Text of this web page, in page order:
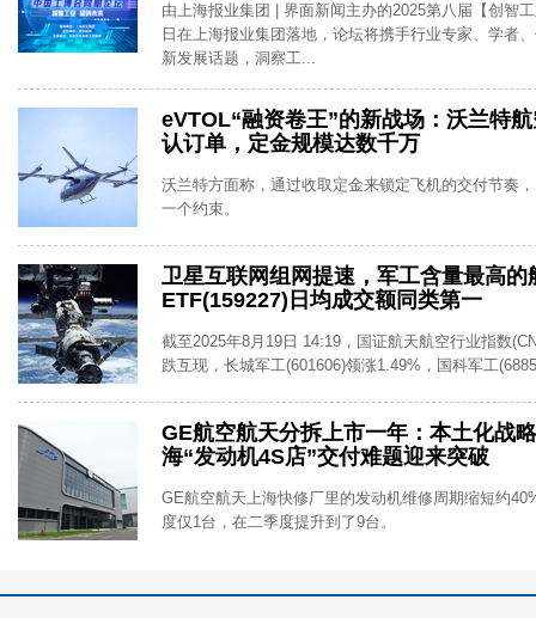
由上海报业集团 | 界面新闻主办的2025第八届【创智
日在上海报业集团落地，论坛将携手行业专家、学者
新发展话题，洞察工...
eVTOL“融资卷王”的新战场：沃兰特
认订单，定金规模达数千万
沃兰特方面称，通过收取定金来锁定飞机的交付节奏
一个约束。
卫星互联网组网提速，军工含量最高的
ETF(159227)日均成交额同类第一
截至2025年8月19日 14:19，国证航天航空行业指数
跌互现，长城军工(601606)领涨1.49%，国科军工
GE航空航天分拆上市一年：本土化战
海“发动机4S店”交付难题迎来突破
GE航空航天上海快修厂里的发动机维修周期缩短约
度仅1台，在二季度提升到了9台。